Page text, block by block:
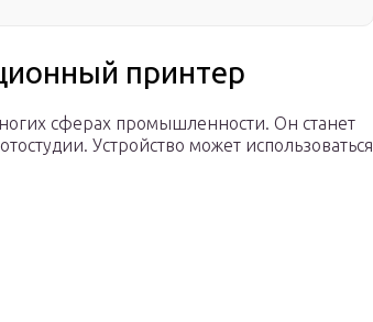
принтер
сферах промышленности. Он станет
Устройство может использоваться